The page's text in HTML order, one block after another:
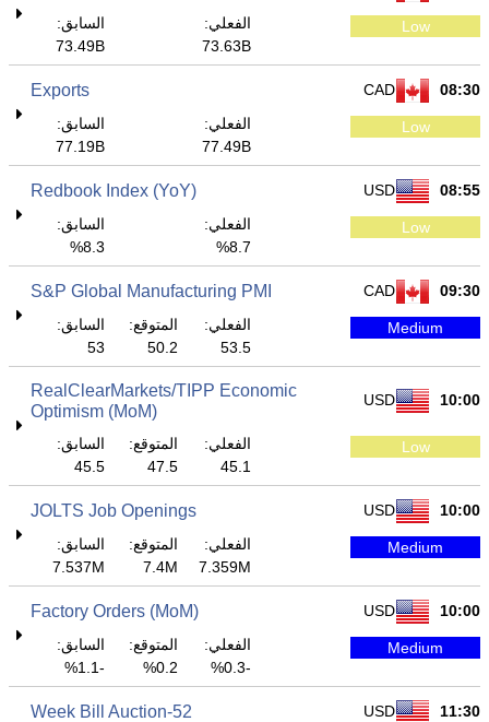
Low
الفعلي:
73.63B
السابق:
73.49B
08:30
CAD
Exports
Low
الفعلي:
77.49B
السابق:
77.19B
08:55
USD
Redbook Index (YoY)
Low
الفعلي:
8.7%
السابق:
8.3%
09:30
CAD
S&P Global Manufacturing PMI
Medium
الفعلي:
53.5
المتوقع:
50.2
السابق:
53
10:00
USD
RealClearMarkets/TIPP Economic
Optimism (MoM)
Low
الفعلي:
45.1
المتوقع:
47.5
السابق:
45.5
10:00
USD
JOLTS Job Openings
Medium
الفعلي:
7.359M
المتوقع:
7.4M
السابق:
7.537M
10:00
USD
Factory Orders (MoM)
Medium
الفعلي:
-0.3%
المتوقع:
0.2%
السابق:
-1.1%
11:30
USD
52-Week Bill Auction